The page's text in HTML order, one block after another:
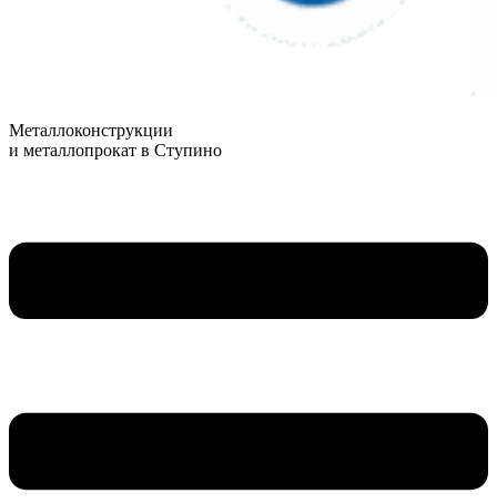
Металлоконструкции
и металлопрокат в Ступино